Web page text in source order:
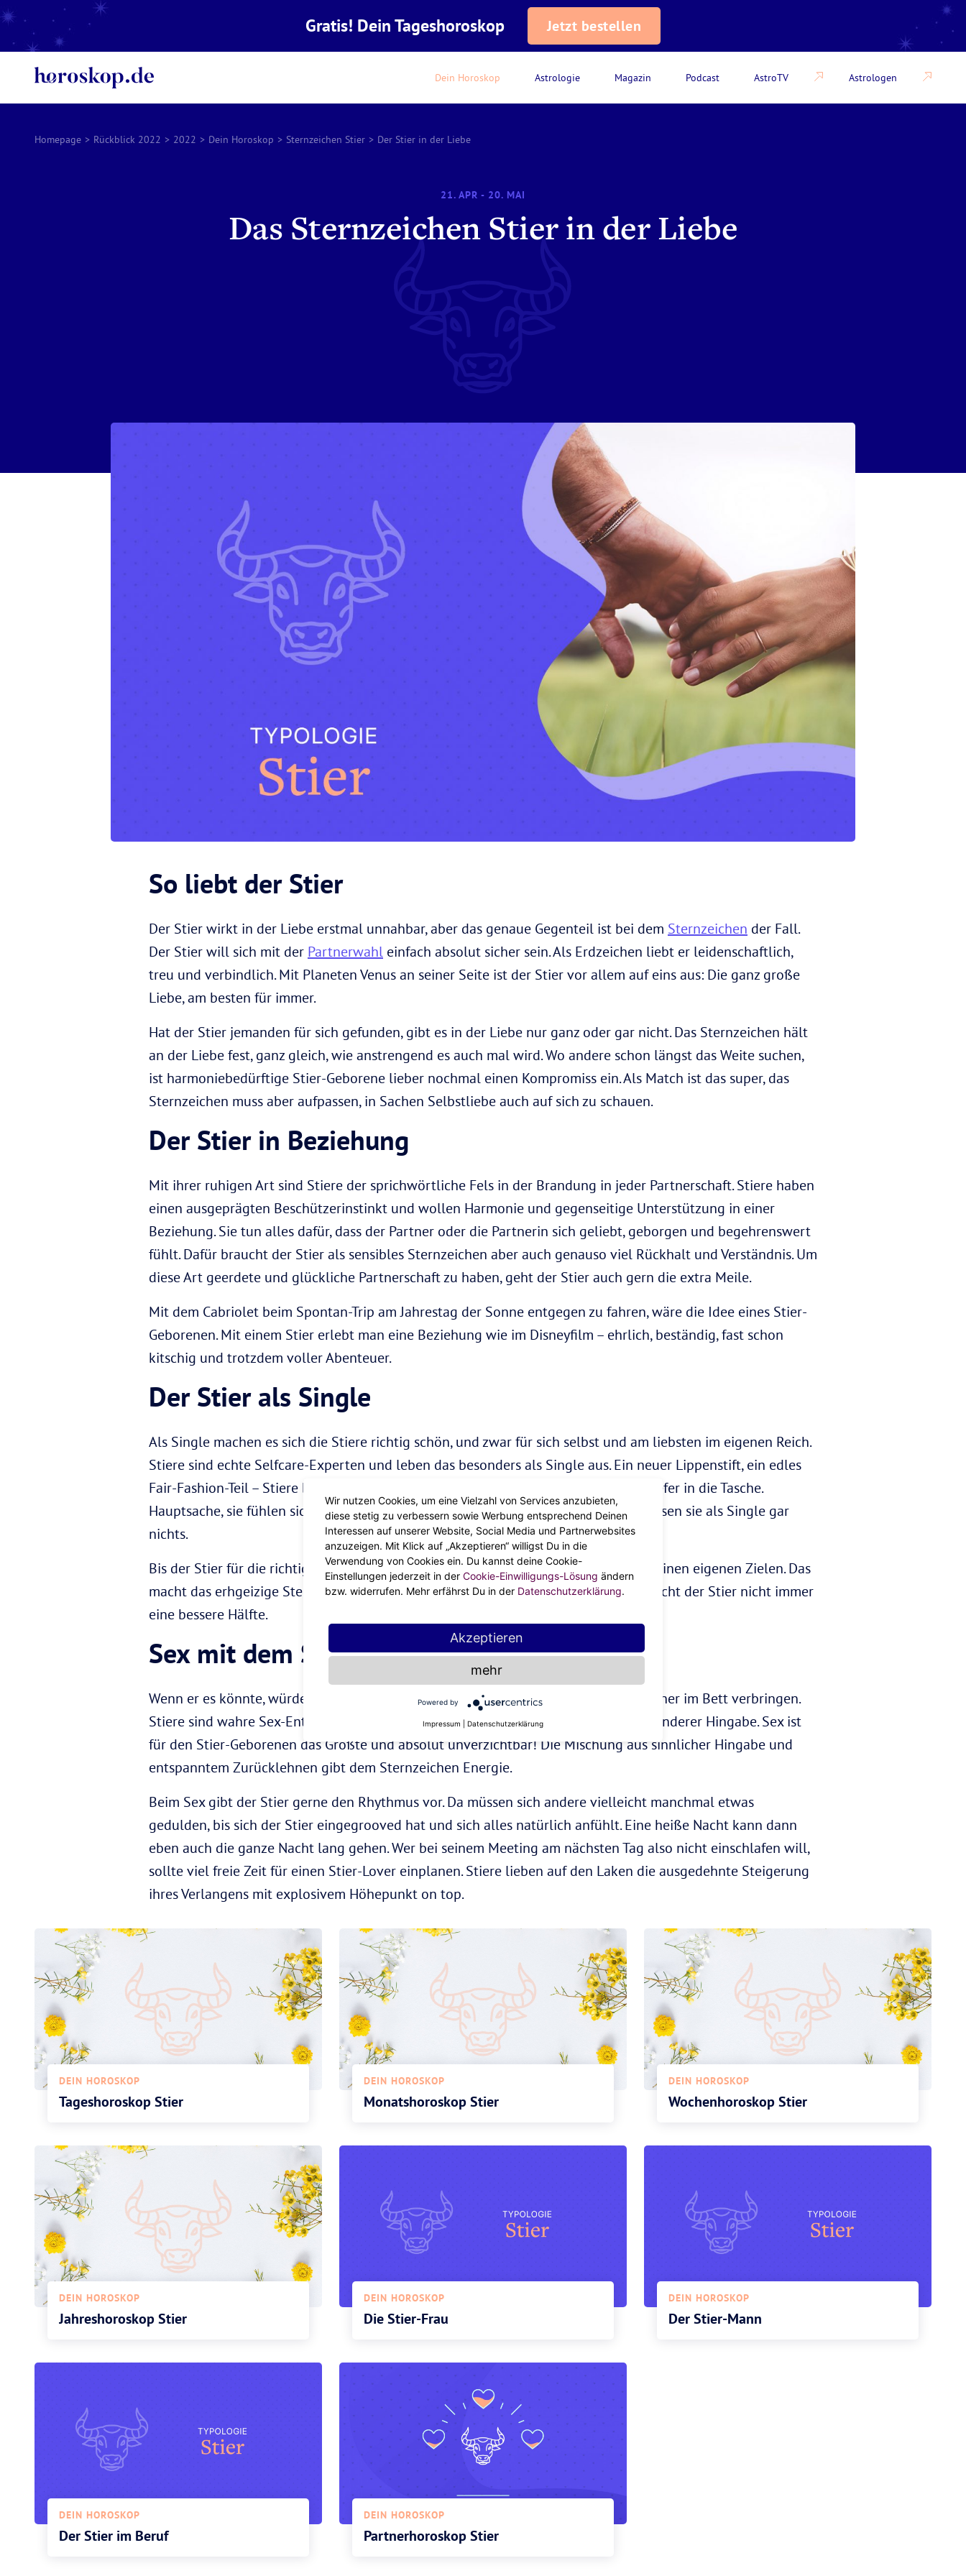
Dein Horoskop Astrologie Magazin Podcast AstroTV Astrologen
Gratis! Dein Tageshoroskop Jetzt bestellen
Homepage > Rückblick 2022 > 2022 > Dein Horoskop > Sternzeichen Stier > Der Stier in der Liebe
21. APR - 20. MAI
Das Sternzeichen Stier in der Liebe
So liebt der Stier
Der Stier wirkt in der Liebe erstmal unnahbar, aber das genaue Gegenteil ist bei dem Sternzeichen der Fall.
Der Stier will sich mit der Partnerwahl einfach absolut sicher sein. Als Erdzeichen liebt er leidenschaftlich,
treu und verbindlich. Mit Planeten Venus an seiner Seite ist der Stier vor allem auf eins aus: Die ganz große
Liebe, am besten für immer.
Hat der Stier jemanden für sich gefunden, gibt es in der Liebe nur ganz oder gar nicht. Das Sternzeichen hält
an der Liebe fest, ganz gleich, wie anstrengend es auch mal wird. Wo andere schon längst das Weite suchen,
ist harmoniebedürftige Stier-Geborene lieber nochmal einen Kompromiss ein. Als Match ist das super, das
Sternzeichen muss aber aufpassen, in Sachen Selbstliebe auch auf sich zu schauen.
Der Stier in Beziehung
Mit ihrer ruhigen Art sind Stiere der sprichwörtliche Fels in der Brandung in jeder Partnerschaft. Stiere haben
einen ausgeprägten Beschützerinstinkt und wollen Harmonie und gegenseitige Unterstützung in einer
Beziehung. Sie tun alles dafür, dass der Partner oder die Partnerin sich geliebt, geborgen und begehrenswert
fühlt. Dafür braucht der Stier als sensibles Sternzeichen aber auch genauso viel Rückhalt und Verständnis. Um
diese Art geerdete und glückliche Partnerschaft zu haben, geht der Stier auch gern die extra Meile.
Mit dem Cabriolet beim Spontan-Trip am Jahrestag der Sonne entgegen zu fahren, wäre die Idee eines Stier-
Geborenen. Mit einem Stier erlebt man eine Beziehung wie im Disneyfilm – ehrlich, beständig, fast schon
kitschig und trotzdem voller Abenteuer.
Der Stier als Single
Als Single machen es sich die Stiere richtig schön, und zwar für sich selbst und am liebsten im eigenen Reich.
Stiere sind echte Selfcare-Experten und leben das besonders als Single aus. Ein neuer Lippenstift, ein edles
Fair-Fashion-Teil – Stiere beschenken sich selbst gern und greifen dabei auch mal tiefer in die Tasche.
Hauptsache, sie fühlen sich Zuhause und im eigenen Körper wohl, denn dann vermissen sie als Single gar
nichts.
Bis der Stier für die richtige Person in der Liebe bereit ist,arbeiteter beständig an seinen eigenen Zielen. Das
macht das erhgeizige Sternzeichen umso begehrenswerter, denn für sein Glück braucht der Stier nicht immer
eine bessere Hälfte.
Sex mit dem Stier
Wenn er es könnte, würde der Stier seine Zeit am liebsten non-Stop mit seinem Partner im Bett verbringen.
Stiere sind wahre Sex-Enthusiasten und feiern die schönste Sache der Welt mit besonderer Hingabe. Sex ist
für den Stier-Geborenen das Größte und absolut unverzichtbar! Die Mischung aus sinnlicher Hingabe und
entspanntem Zurücklehnen gibt dem Sternzeichen Energie.
Beim Sex gibt der Stier gerne den Rhythmus vor. Da müssen sich andere vielleicht manchmal etwas
gedulden, bis sich der Stier eingegrooved hat und sich alles natürlich anfühlt. Eine heiße Nacht kann dann
eben auch die ganze Nacht lang gehen. Wer bei seinem Meeting am nächsten Tag also nicht einschlafen will,
sollte viel freie Zeit für einen Stier-Lover einplanen. Stiere lieben auf den Laken die ausgedehnte Steigerung
ihres Verlangens mit explosivem Höhepunkt on top.
DEIN HOROSKOP
Tageshoroskop Stier
DEIN HOROSKOP
Monatshoroskop Stier
DEIN HOROSKOP
Wochenhoroskop Stier
DEIN HOROSKOP
Jahreshoroskop Stier
DEIN HOROSKOP
Die Stier-Frau
DEIN HOROSKOP
Der Stier-Mann
DEIN HOROSKOP
Der Stier im Beruf
DEIN HOROSKOP
Partnerhoroskop Stier
Wir nutzen Cookies, um eine Vielzahl von Services anzubieten,
diese stetig zu verbessern sowie Werbung entsprechend Deinen
Interessen auf unserer Website, Social Media und Partnerwebsites
anzuzeigen. Mit Klick auf „Akzeptieren“ willigst Du in die
Verwendung von Cookies ein. Du kannst deine Cookie-
Einstellungen jederzeit in der Cookie-Einwilligungs-Lösung ändern
bzw. widerrufen. Mehr erfährst Du in der Datenschutzerklärung.
Akzeptieren
mehr
Powered by
Impressum Datenschutzerklärung